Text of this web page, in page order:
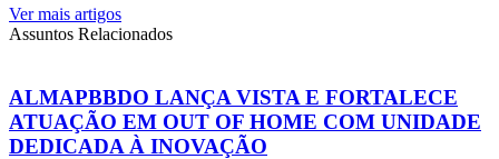
Ver mais artigos
Assuntos Relacionados
ALMAPBBDO LANÇA VISTA E FORTALECE
ATUAÇÃO EM OUT OF HOME COM UNIDADE
DEDICADA À INOVAÇÃO